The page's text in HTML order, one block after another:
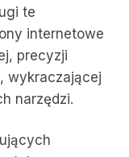
te
internetowe
precyzji
wykraczającej
narzędzi.